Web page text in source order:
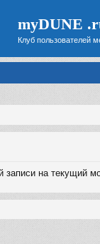
myDUNE
Клуб пользователей
записи на текущий